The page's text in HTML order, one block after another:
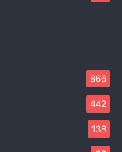
866
442
138